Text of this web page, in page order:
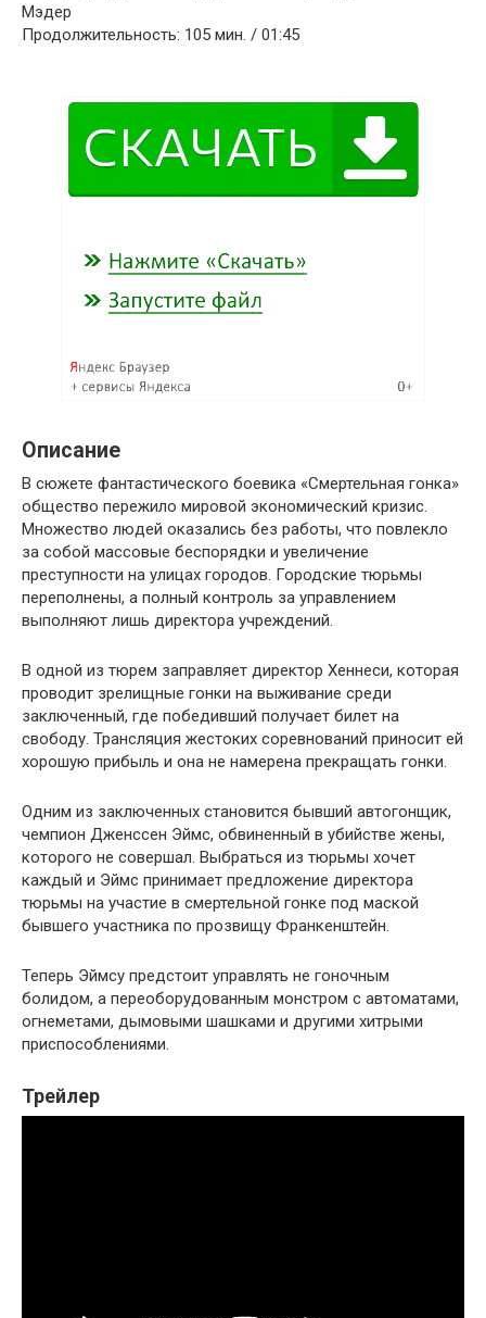
Мэдер
Продолжительность: 105 мин. / 01:45
Описание
В сюжете фантастического боевика «Смертельная гонка»
общество пережило мировой экономический кризис.
Множество людей оказались без работы, что повлекло
за собой массовые беспорядки и увеличение
преступности на улицах городов. Городские тюрьмы
переполнены, а полный контроль за управлением
выполняют лишь директора учреждений.
В одной из тюрем заправляет директор Хеннеси, которая
проводит зрелищные гонки на выживание среди
заключенный, где победивший получает билет на
свободу. Трансляция жестоких соревнований приносит ей
хорошую прибыль и она не намерена прекращать гонки.
Одним из заключенных становится бывший автогонщик,
чемпион Дженссен Эймс, обвиненный в убийстве жены,
которого не совершал. Выбраться из тюрьмы хочет
каждый и Эймс принимает предложение директора
тюрьмы на участие в смертельной гонке под маской
бывшего участника по прозвищу Франкенштейн.
Теперь Эймсу предстоит управлять не гоночным
болидом, а переоборудованным монстром с автоматами,
огнеметами, дымовыми шашками и другими хитрыми
приспособлениями.
Трейлер